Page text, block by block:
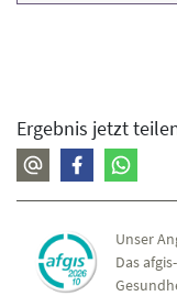
Ergebnis jetzt
Unser
Das